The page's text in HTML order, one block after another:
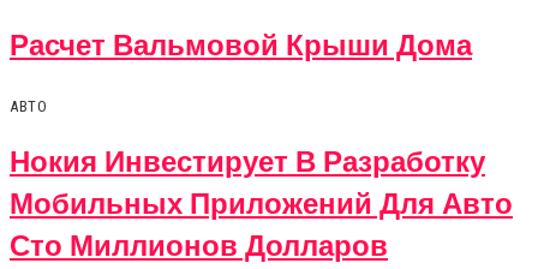
Расчет Вальмовой Крыши Дома
АВТО
Нокия Инвестирует В Разработку
Мобильных Приложений Для Авто
Сто Миллионов Долларов